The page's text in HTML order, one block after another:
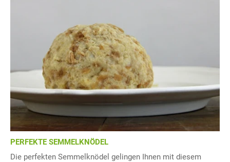
PERFEKTE SEMMELKNÖDEL
Die perfekten Semmelknödel gelingen Ihnen mit diesem